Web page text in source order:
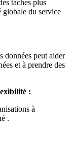
tâches plus
globale du service
données peut aider
et à prendre des
:
à
.